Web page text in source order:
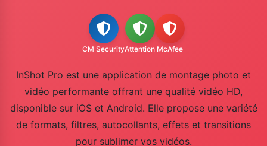
CM SecurityAttention McAfee
InShot Pro est une application de montage photo et
vidéo performante offrant une qualité vidéo HD,
disponible sur iOS et Android. Elle propose une variété
de formats, filtres, autocollants, effets et transitions
pour sublimer vos vidéos.